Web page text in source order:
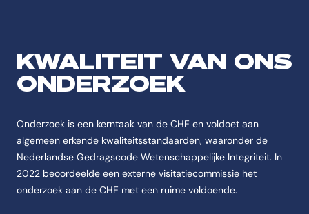
KWALITEIT VAN ONS
ONDERZOEK
Onderzoek is een kerntaak van de CHE en voldoet aan
algemeen erkende kwaliteitsstandaarden, waaronder de
Nederlandse Gedragscode Wetenschappelijke Integriteit. In
2022 beoordeelde een externe visitatiecommissie het
onderzoek aan de CHE met een ruime voldoende.